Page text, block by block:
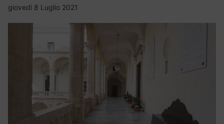
giovedì 8 Luglio 2021